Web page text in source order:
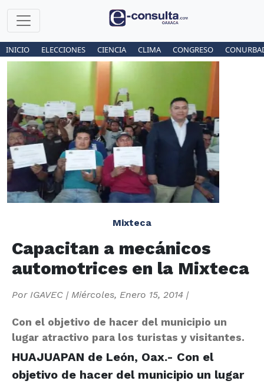
INICIO ELECCIONES CIENCIA CLIMA CONGRESO
Mixteca
Capacitan a mecánicos
automotrices en la Mixteca
Por IGAVEC | Miércoles, Enero 15, 2014 |
Con el objetivo de hacer del municipio un
lugar atractivo para los turistas y visitantes.
HUAJUAPAN de León, Oax.- Con el
objetivo de hacer del municipio un lugar